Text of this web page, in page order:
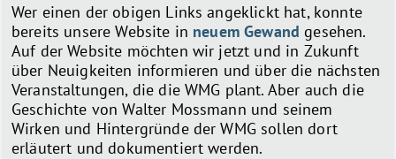
Wer einen der obigen Links angeklickt hat, konnte
bereits unsere Website in neuem Gewand gesehen.
Auf der Website möchten wir jetzt und in Zukunft
über Neuigkeiten informieren und über die nächsten
Veranstaltungen, die die WMG plant. Aber auch die
Geschichte von Walter Mossmann und seinem
Wirken und Hintergründe der WMG sollen dort
erläutert und dokumentiert werden.